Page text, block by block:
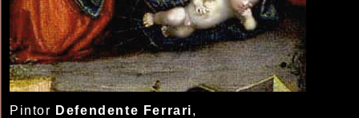
Pintor Defendente Ferrari,